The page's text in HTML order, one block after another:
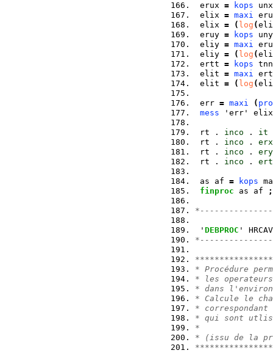
erux = kops
elix = maxi
elix = ( log (
eruy = kops
eliy = maxi
eliy = ( log (
ertt = kops
elit = maxi
elit = ( log (
err = maxi (
mess 'err'
rt . inco . it
rt . inco . erx
rt . inco . ery
rt . inco . ert
as af = kops
finproc as af ;
' DEBPROC '
* Procédure
* les
* dans
* Calcule le
*
* qui sont
*
* (issu de la